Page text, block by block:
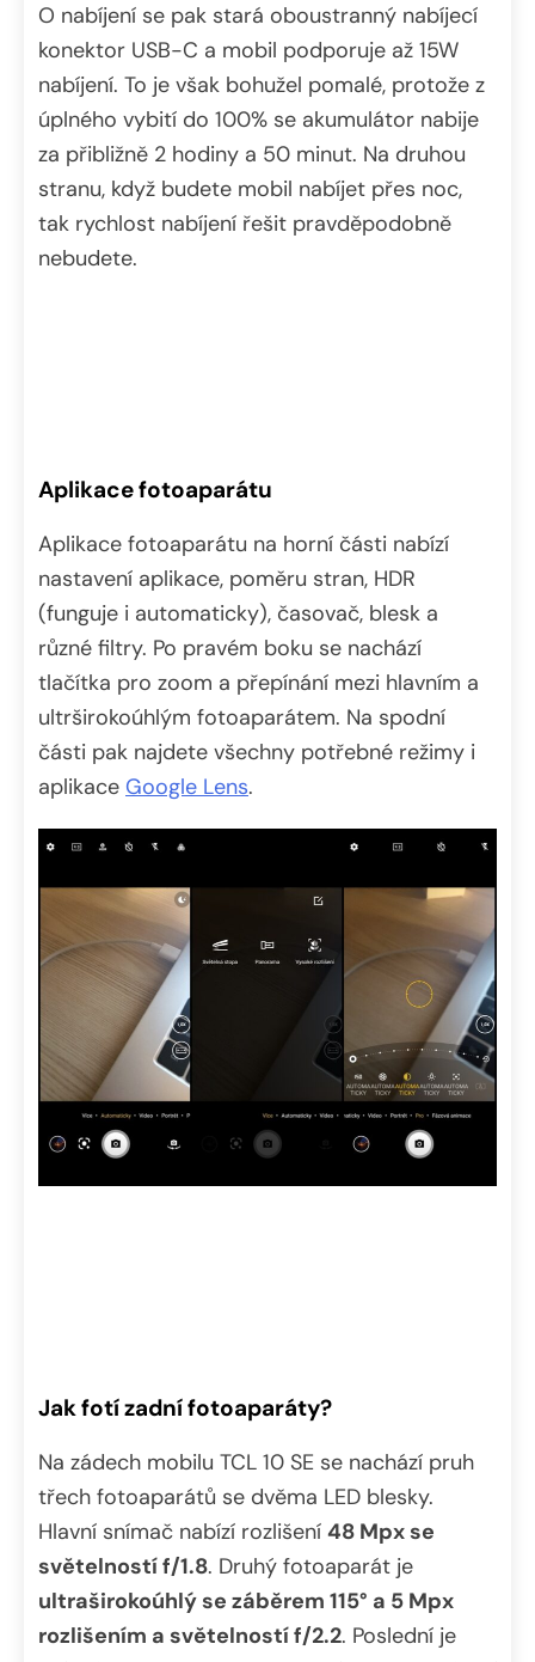
O nabíjení se pak stará oboustranný nabíjecí
konektor USB-C a mobil podporuje až 15W
nabíjení. To je však bohužel pomalé, protože z
úplného vybití do 100% se akumulátor nabije
za přibližně 2 hodiny a 50 minut. Na druhou
stranu, když budete mobil nabíjet přes noc,
tak rychlost nabíjení řešit pravděpodobně
nebudete.
Aplikace fotoaparátu
Aplikace fotoaparátu na horní části nabízí
nastavení aplikace, poměru stran, HDR
(funguje i automaticky), časovač, blesk a
různé filtry. Po pravém boku se nachází
tlačítka pro zoom a přepínání mezi hlavním a
ultrširokoúhlým fotoaparátem. Na spodní
části pak najdete všechny potřebné režimy i
aplikace Google Lens.
Jak fotí zadní fotoaparáty?
Na zádech mobilu TCL 10 SE se nachází pruh
třech fotoaparátů se dvěma LED blesky.
Hlavní snímač nabízí rozlišení 48 Mpx se
světelností f/1.8. Druhý fotoaparát je
ultraširokoúhlý se záběrem 115° a 5 Mpx
rozlišením a světelností f/2.2. Poslední je